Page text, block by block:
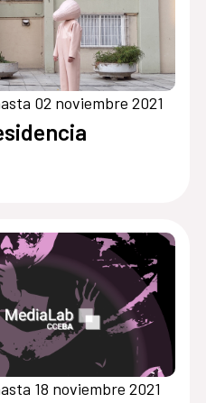
02 noviembre 2021
18 noviembre 2021